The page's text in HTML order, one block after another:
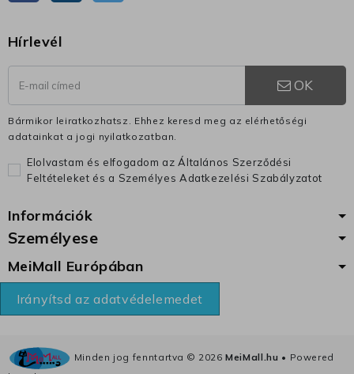
Hírlevél
OK
Bármikor leiratkozhatsz. Ehhez keresd meg az elérhetőségi
adatainkat a jogi nyilatkozatban.
Elolvastam és elfogadom az Általános Szerződési
Feltételeket és a Személyes Adatkezelési Szabályzatot
Információk
Személyese
MeiMall Európában
Irányítsd az adatvédelemedet
Minden jog fenntartva © 2026MeiMall.hu • Powered